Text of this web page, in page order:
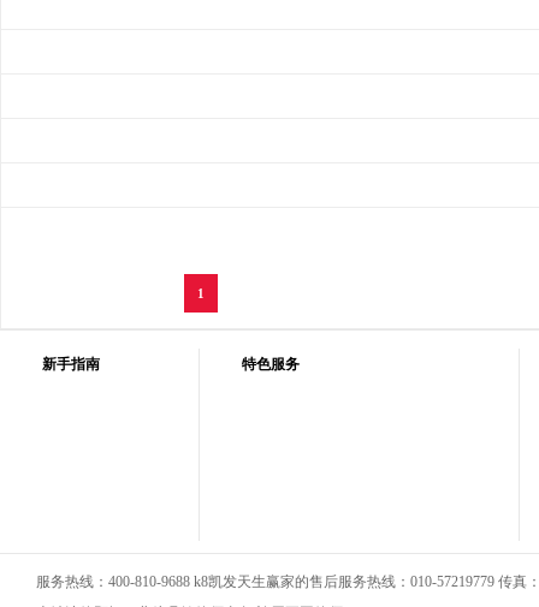
1
新手指南 特色服务
服务热线：400-810-9688 k8凯发天生赢家的售后服务热线：010-57219779 传真